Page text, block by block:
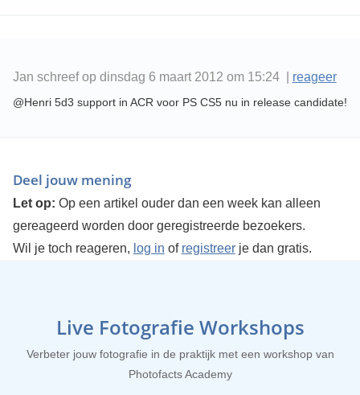
Jan schreef op dinsdag 6 maart 2012 om 15:24 | reageer
@Henri 5d3 support in ACR voor PS CS5 nu in release candidate!
Deel jouw mening
Let op: Op een artikel ouder dan een week kan alleen
gereageerd worden door geregistreerde bezoekers.
Wil je toch reageren, log in of registreerje dan gratis.
Live Fotografie Workshops
Verbeter jouw fotografie in de praktijk met een workshop van
Photofacts Academy